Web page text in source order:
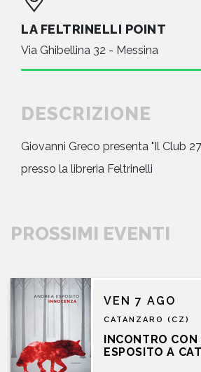
LA FELTRINELLI POINT
Via Ghibellina 32 - Messina
DESCRIZIONE
Giovanni Greco presenta "Il Club
presso la libreria Feltrinelli
PROSSIMI EVENTI
VEN 7 AGO
CATANZARO (CZ)
INCONTRO CON
ESPOSITO A